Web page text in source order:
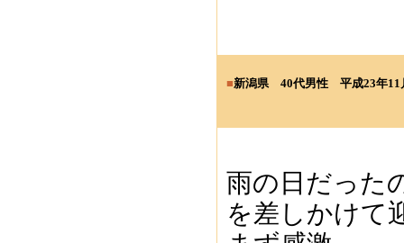
■新潟県 40代男性 平成23年11
雨の日だった
を差しかけて